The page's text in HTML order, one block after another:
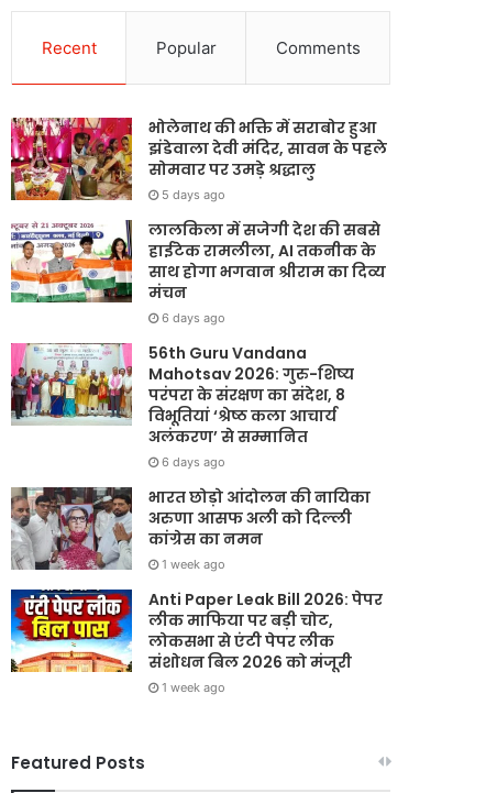
Recent Popular Comments
भोलेनाथ की भक्ति में सराबोर हुआ
झंडेवाला देवी मंदिर, सावन के पहले
सोमवार पर उमड़े श्रद्धालु
5 days ago
लालकिला में सजेगी देश की सबसे
हाईटेक रामलीला, AI तकनीक के
साथ होगा भगवान श्रीराम का दिव्य
मंचन
6 days ago
56th Guru Vandana
Mahotsav 2026: गुरु-शिष्य
परंपरा के संरक्षण का संदेश, 8
विभूतियां ‘श्रेष्ठ कला आचार्य
अलंकरण’ से सम्मानित
6 days ago
भारत छोड़ो आंदोलन की नायिका
अरुणा आसफ अली को दिल्ली
कांग्रेस का नमन
1 week ago
Anti Paper Leak Bill 2026: पेपर
लीक माफिया पर बड़ी चोट,
लोकसभा से एंटी पेपर लीक
संशोधन बिल 2026 को मंजूरी
1 week ago
Featured Posts